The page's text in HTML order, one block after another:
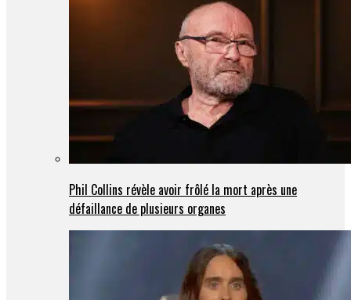
Phil Collins révèle avoir frôlé la mort après une
défaillance de plusieurs organes